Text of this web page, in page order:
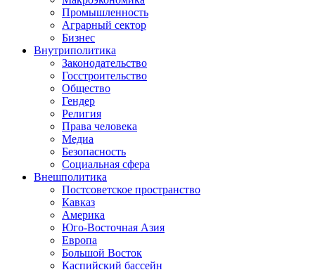
Промышленность
Аграрный сектор
Бизнес
Внутриполитика
Законодательство
Госстроительство
Общество
Гендер
Религия
Права человека
Медиа
Безопасность
Социальная сфера
Внешполитика
Постсоветское пространство
Кавказ
Америка
Юго-Восточная Азия
Европа
Большой Восток
Каспийский бассейн